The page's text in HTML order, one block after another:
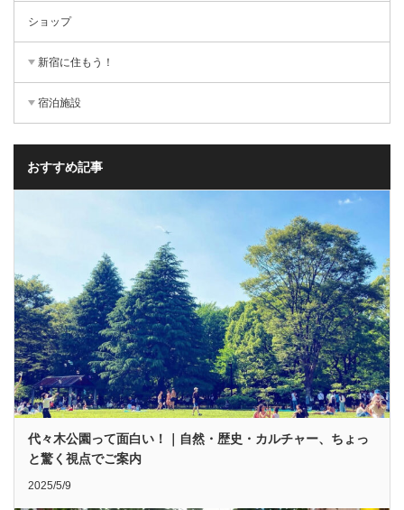
ショップ
新宿に住もう！
宿泊施設
おすすめ記事
代々木公園って面白い！｜自然・歴史・カルチャー、ちょっ
と驚く視点でご案内
2025/5/9